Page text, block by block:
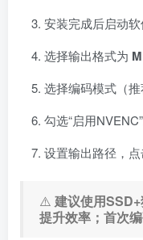
安装完成后启动
选择输出格式为
选择编码模式（推
勾选“启用
设置输出路径，点
⚠️ 建议使用
提升效率；首次